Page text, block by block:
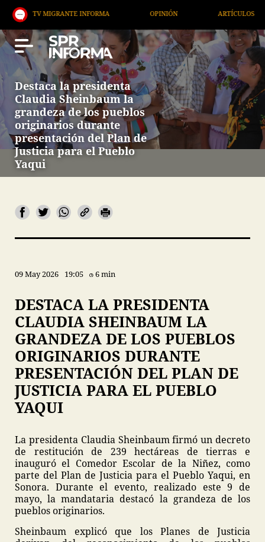
MIGRANTE INFORMA
Destaca la presidenta
Claudia Sheinbaum la
grandeza de los pueblos
originarios durante
presentación del Plan de
Justicia para el Pueblo
Yaqui
09 May 2026 19:05 6 min
DESTACA LA PRESIDENTA
CLAUDIA SHEINBAUM LA
GRANDEZA DE LOS PUEBLOS
ORIGINARIOS DURANTE
PRESENTACIÓN DEL PLAN DE
JUSTICIA PARA EL PUEBLO
YAQUI
La presidenta Claudia Sheinbaum firmó un decreto
de restitución de 239 hectáreas de tierras e
inauguró el Comedor Escolar de la Niñez, como
parte del Plan de Justicia para el Pueblo Yaqui, en
Sonora. Durante el evento, realizado este 9 de
mayo, la mandataria destacó la grandeza de los
pueblos originarios.
Sheinbaum explicó que los Planes de Justicia